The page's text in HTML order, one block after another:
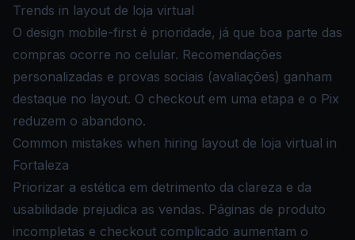
Trends in layout de loja virtual
O design mobile-first é prioridade, já que boa parte das
compras ocorre no celular. Recomendações
personalizadas e provas sociais (avaliações) ganham
destaque no layout. O checkout em uma etapa e o Pix
reduzem o abandono.
Common mistakes when hiring layout de loja virtual in
Fortaleza
Priorizar a estética em detrimento da clareza e da
usabilidade prejudica as vendas. Páginas de produto
incompletas e checkout complicado aumentam o